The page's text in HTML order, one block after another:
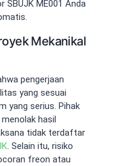
SBUJK ME001 Anda
Mekanikal
pengerjaan
yang sesuai
yang serius. Pihak
hasil
tidak terdaftar
. Selain itu, risiko
freon atau